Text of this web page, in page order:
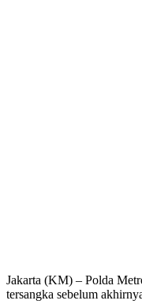
Jakarta (KM) – Polda
tersangka sebelum